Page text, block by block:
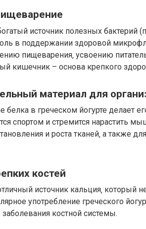
источник полезных бактерий
в поддержании здоровой
пищеварения‚ усвоению
кишечник – основа крепкого
материал для
белка в греческом йогурте делает
спортом и стремится нарастить
и роста тканей‚ а также
костей
источник кальция‚ который
употребление греческого
заболевания костной системы.